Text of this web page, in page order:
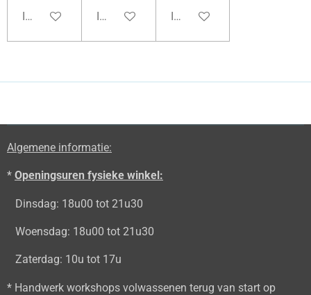
In winkelwagenIn winkelwagenIn winkelwagen
Algemene informatie:
* Openingsuren fysieke winkel:
Dinsdag: 18u00 tot 21u30
Woensdag: 18u00 tot 21u30
Zaterdag: 10u tot 17u
* Handwerk workshops volwassenen terug van start op